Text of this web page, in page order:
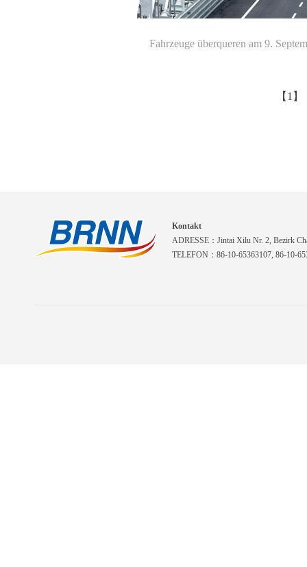
Fahrzeuge überqueren am 9.
【1】
Kontakt
ADRESSE：Jintai Xilu Nr. 2, Bezirk
TELEFON：86-10-65363107, 86-10-